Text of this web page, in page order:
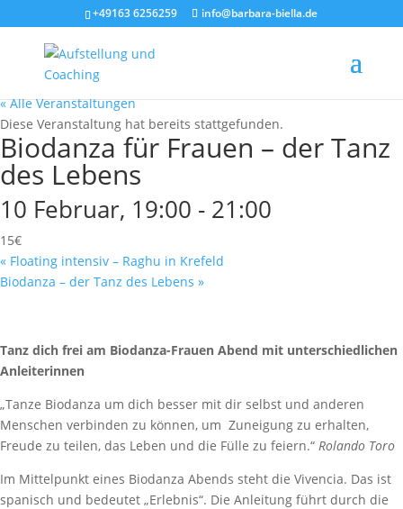
+49163 6256259 info@barbara-biella.de
« Alle Veranstaltungen
Diese Veranstaltung hat bereits stattgefunden.
Biodanza für Frauen – der Tanz
des Lebens
10 Februar, 19:00 - 21:00
15€
« Floating intensiv – Raghu in Krefeld
Biodanza – der Tanz des Lebens »
Tanz dich frei am Biodanza-Frauen Abend mit unterschiedlichen
Anleiterinnen
„Tanze Biodanza um dich besser mit dir selbst und anderen
Menschen verbinden zu können, um Zuneigung zu erhalten,
Freude zu teilen, das Leben und die Fülle zu feiern.“ Rolando Toro
Im Mittelpunkt eines Biodanza Abends steht die Vivencia. Das ist
spanisch und bedeutet „Erlebnis“. Die Anleitung führt durch die